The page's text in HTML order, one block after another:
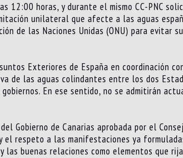
horas, y durante el mismo CC-PNC
unilateral que afecte a las aguas
de las Naciones Unidas (ONU) para evitar
Exteriores de España en coordinación
de las aguas colindantes entre los dos
En ese sentido, no se admitirán
de Canarias aprobada por el
respeto a las manifestaciones ya
buenas relaciones como elementos que